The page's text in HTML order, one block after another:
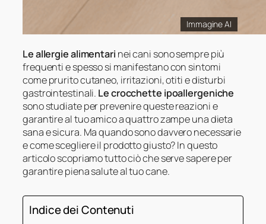
Immagine AI
Le allergie alimentari nei cani sono sempre più
frequenti e spesso si manifestano con sintomi
come prurito cutaneo, irritazioni, otiti e disturbi
gastrointestinali. Le crocchette ipoallergeniche
sono studiate per prevenire queste reazioni e
garantire al tuo amico a quattro zampe una dieta
sana e sicura. Ma quando sono davvero necessarie
e come scegliere il prodotto giusto? In questo
articolo scopriamo tutto ciò che serve sapere per
garantire piena salute al tuo cane.
Indice dei Contenuti